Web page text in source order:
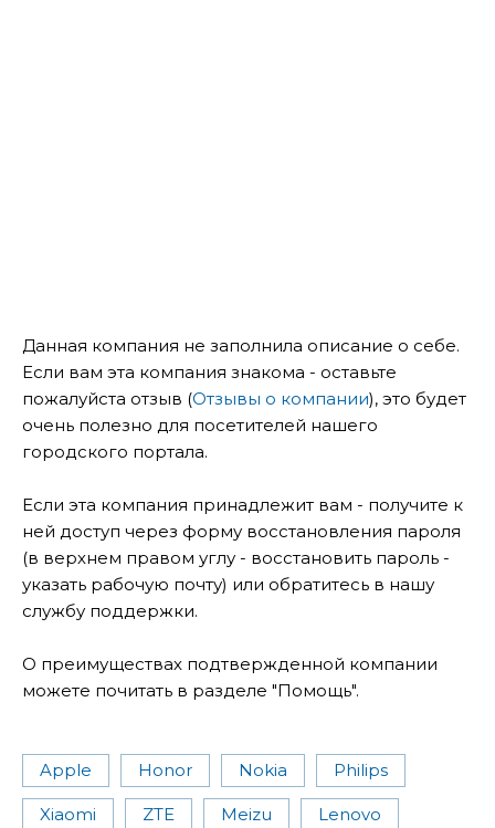
Данная компания не заполнила описание о себе.
Если вам эта компания знакома - оставьте
пожалуйста отзыв (Отзывы о компании), это будет
очень полезно для посетителей нашего
городского портала.
Если эта компания принадлежит вам - получите к
ней доступ через форму восстановления пароля
(в верхнем правом углу - восстановить пароль -
указать рабочую почту) или обратитесь в нашу
службу поддержки.
О преимуществах подтвержденной компании
можете почитать в разделе "Помощь".
Apple Honor Nokia Philips
Xiaomi ZTE Meizu Lenovo